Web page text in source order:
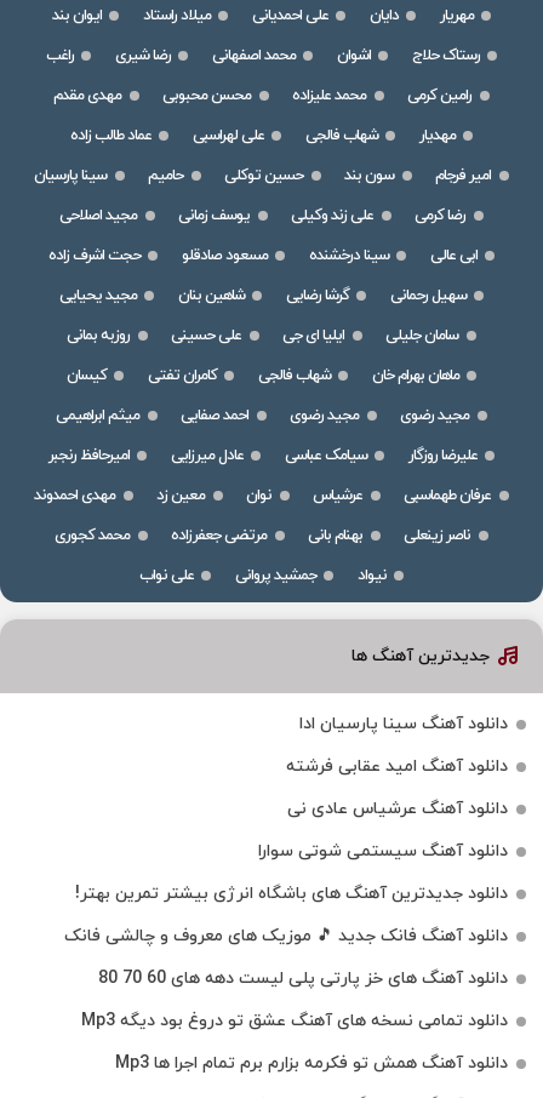
مهریار
دایان علی احمدیانی میلاد راستاد
ایوان بند
رستاک حلاج
اشوان محمد اصفهانی رضا شیری
راغب
رامین کرمی
محمد علیزاده محسن محبوبی
مهدی مقدم
مهدیار
شهاب فالجی علی لهراسبی
عماد طالب زاده
امیر فرجام
سون بند حسین توکلی حامیم
سینا پارسیان
رضا کرمی
علی زند وکیلی یوسف زمانی
مجید اصلاحی
ابی عالی
سینا درخشنده مسعود صادقلو
حجت اشرف زاده
سهیل رحمانی
گرشا رضایی شاهین بنان
مجید یحیایی
سامان جلیلی
ایلیا ای جی علی حسینی
روزبه بمانی
ماهان بهرام خان
شهاب فالجی کامران تفتی
کیسان
مجید رضوی
مجید رضوی احمد صفایی
میثم ابراهیمی
علیرضا روزگار
سیامک عباسی عادل میرزایی
امیرحافظ رنجبر
عرفان طهماسبی
عرشیاس نوان معین زد
مهدی احمدوند
ناصر زینعلی
بهنام بانی مرتضی جعفرزاده
محمد کجوری
نیواد
جمشید پروانی علی نواب
جدیدترین آهنگ ها
دانلود آهنگ سینا پارسیان ادا
دانلود آهنگ امید عقابی فرشته
دانلود آهنگ عرشیاس عادی نی
دانلود آهنگ سیستمی شوتی سوارا
دانلود جدیدترین آهنگ‌ های باشگاه انرژی بیشتر تمرین بهتر!
دانلود آهنگ فانک جدید 🎵 موزیک‌ های معروف و چالشی فانک
دانلود آهنگ های خز پارتی پلی لیست دهه های 60 70 80
دانلود تمامی نسخه های آهنگ عشق تو دروغ بود دیگه Mp3
دانلود آهنگ همش تو فکرمه بزارم برم تمام اجرا ها Mp3